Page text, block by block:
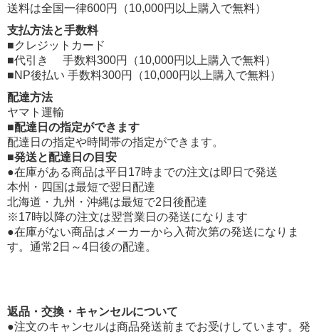
送料は全国一律600円（10,000円以上購入で無料）
支払方法と手数料
■クレジットカード
■代引き 手数料300円（10,000円以上購入で無料）
■NP後払い 手数料300円（10,000円以上購入で無料）
配達方法
ヤマト運輸
■配達日の指定ができます
配達日の指定や時間帯の指定ができます。
■発送と配達日の目安
●在庫がある商品は平日17時までの注文は即日で発送
本州・四国は最短で翌日配達
北海道・九州・沖縄は最短で2日後配達
※17時以降の注文は翌営業日の発送になります
●在庫がない商品はメーカーから入荷次第の発送になりま
す。通常2日～4日後の配達。
返品・交換・キャンセルについて
●注文のキャンセルは商品発送前までお受けしています。発